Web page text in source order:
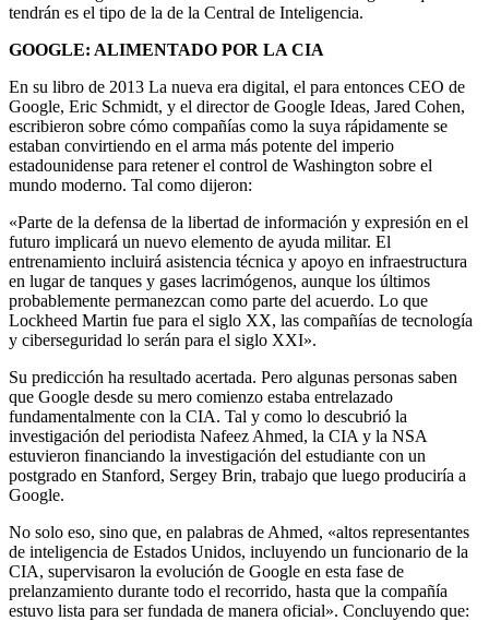
tendrán es el tipo de la de la Central de Inteligencia.
GOOGLE: ALIMENTADO POR LA CIA
En su libro de 2013 La nueva era digital, el para entonces CEO de
Google, Eric Schmidt, y el director de Google Ideas, Jared Cohen,
escribieron sobre cómo compañías como la suya rápidamente se
estaban convirtiendo en el arma más potente del imperio
estadounidense para retener el control de Washington sobre el
mundo moderno. Tal como dijeron:
«Parte de la defensa de la libertad de información y expresión en el
futuro implicará un nuevo elemento de ayuda militar. El
entrenamiento incluirá asistencia técnica y apoyo en infraestructura
en lugar de tanques y gases lacrimógenos, aunque los últimos
probablemente permanezcan como parte del acuerdo. Lo que
Lockheed Martin fue para el siglo XX, las compañías de tecnología
y ciberseguridad lo serán para el siglo XXI».
Su predicción ha resultado acertada. Pero algunas personas saben
que Google desde su mero comienzo estaba entrelazado
fundamentalmente con la CIA. Tal y como lo descubrió la
investigación del periodista Nafeez Ahmed, la CIA y la NSA
estuvieron financiando la investigación del estudiante con un
postgrado en Stanford, Sergey Brin, trabajo que luego produciría a
Google.
No solo eso, sino que, en palabras de Ahmed, «altos representantes
de inteligencia de Estados Unidos, incluyendo un funcionario de la
CIA, supervisaron la evolución de Google en esta fase de
prelanzamiento durante todo el recorrido, hasta que la compañía
estuvo lista para ser fundada de manera oficial». Concluyendo que: